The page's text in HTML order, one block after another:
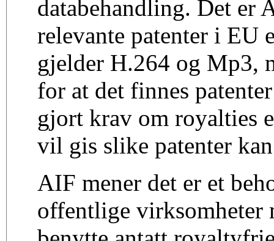
databehandling. Det er
relevante patenter i EU
gjelder H.264 og Mp3,
for at det finnes
gjort krav om royalties
vil gis slike patenter
AIF mener det er et
offentlige virksomheter